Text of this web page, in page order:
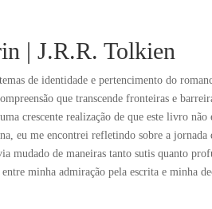
| J.R.R. Tolkien
de identidade e pertencimento do
que transcende fronteiras e
crescente realização de que este livro
eu me encontrei refletindo sobre a
mudado de maneiras tanto sutis quanto
minha admiração pela escrita e minha